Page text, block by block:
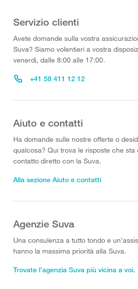
Servizio clienti
Avete domande sulla vostra
Suva? Siamo volentieri a vostra
venerdì, dalle 8:00 alle 17:00.
+41 58 411 12 12
Aiuto e contatti
Ha domande sulle nostre offerte o
qualcosa? Qui trova le risposte che sta
contatto diretto con la Suva.
Alla sezione Aiuto e contatti
Agenzie Suva
Una consulenza a tutto tondo e
hanno la massima priorità alla Suva.
Trovate l’agenzia Suva più vicina a voi.